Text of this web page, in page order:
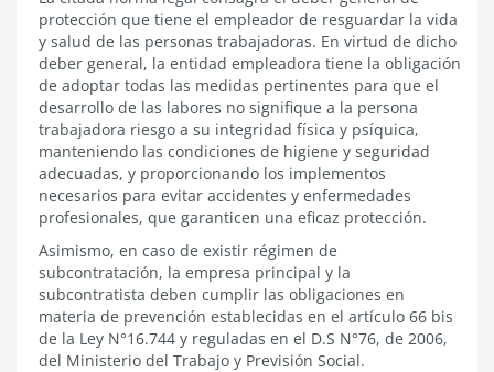
violencia
en
el
trabajo
protección que tiene el empleador de resguardar la vida
y salud de las personas trabajadoras. En virtud de dicho
deber general, la entidad empleadora tiene la obligación
de adoptar todas las medidas pertinentes para que el
desarrollo de las labores no signifique a la persona
trabajadora riesgo a su integridad física y psíquica,
manteniendo las condiciones de higiene y seguridad
adecuadas, y proporcionando los implementos
necesarios para evitar accidentes y enfermedades
profesionales, que garanticen una eficaz protección.
Asimismo, en caso de existir régimen de
subcontratación, la empresa principal y la
subcontratista deben cumplir las obligaciones en
materia de prevención establecidas en el artículo 66 bis
de la Ley N°16.744 y reguladas en el D.S N°76, de 2006,
del Ministerio del Trabajo y Previsión Social.